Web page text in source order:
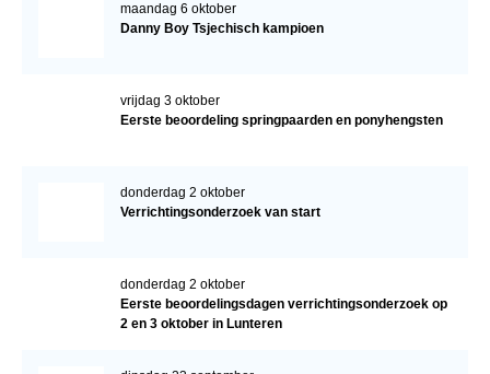
maandag 6 oktober
Danny Boy Tsjechisch kampioen
vrijdag 3 oktober
Eerste beoordeling springpaarden en ponyhengsten
donderdag 2 oktober
Verrichtingsonderzoek van start
donderdag 2 oktober
Eerste beoordelingsdagen verrichtingsonderzoek op
2 en 3 oktober in Lunteren